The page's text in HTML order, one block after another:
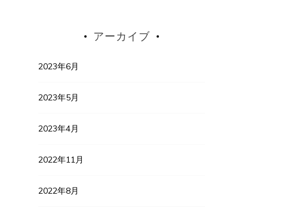
アーカイブ
2023年6月
2023年5月
2023年4月
2022年11月
2022年8月